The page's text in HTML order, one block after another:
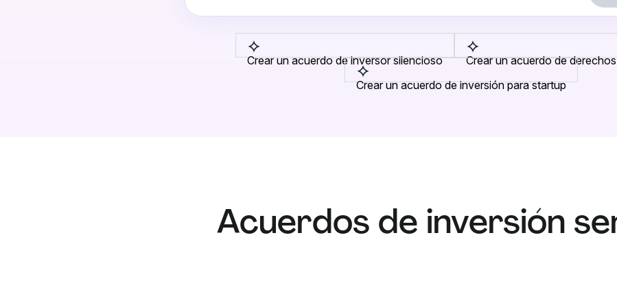
Crear un acuerdo de inversor silencioso
Crear un acuerdo de
Crear un acuerdo de inversión para startup
Acuerdos de inversión